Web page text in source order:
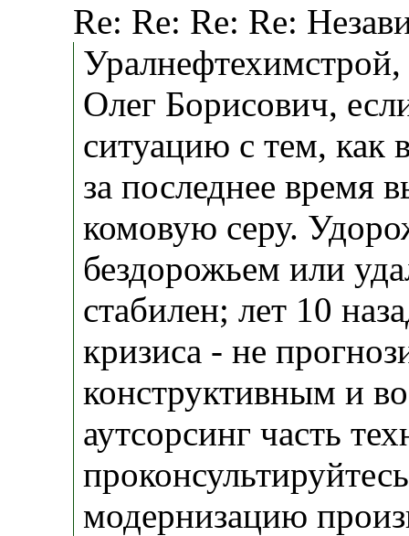
Re: Re: Re: Re:
Олег Борисович,
ситуацию с тем, как
за последнее время
комовую серу.
бездорожьем или
стабилен; лет 10
кризиса - не
конструктивным и
аутсорсинг часть
модернизацию